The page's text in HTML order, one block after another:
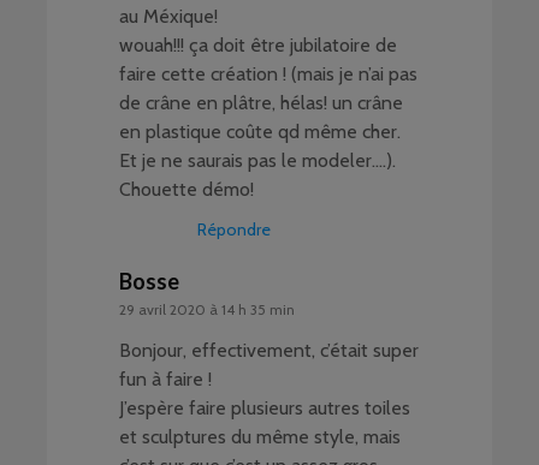
au Méxique!
wouah!!! ça doit être jubilatoire de
faire cette création ! (mais je n’ai pas
de crâne en plâtre, hélas! un crâne
en plastique coûte qd même cher.
Et je ne saurais pas le modeler….).
Chouette démo!
Répondre
Bosse
29 avril 2020 à 14 h 35 min
Bonjour, effectivement, c’était super
fun à faire !
J’espère faire plusieurs autres toiles
et sculptures du même style, mais